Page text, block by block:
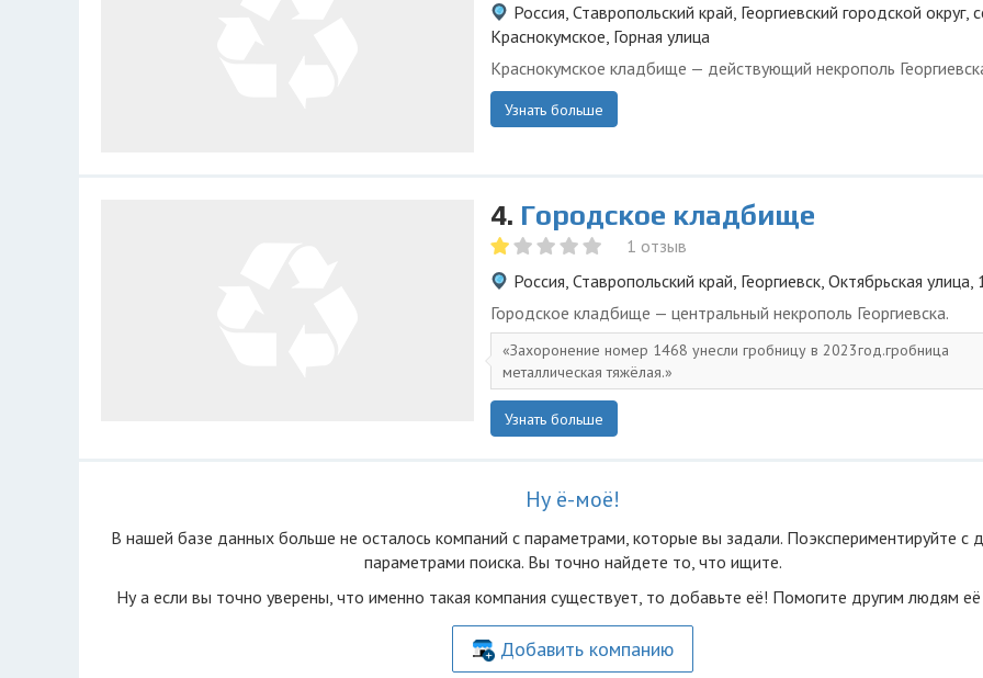
Россия, Ставропольский край, Георгиевский городской округ,
Краснокумское, Горная улица
Краснокумское кладбище — действующий некрополь
Узнать больше
4. Городское кладбище
1 отзыв
Россия, Ставропольский край, Георгиевск, Октябрьская улица,
Городское кладбище — центральный некрополь Георгиевска.
Захоронение номер 1468 унесли гробницу в 2023год.гробница
металлическая тяжёлая.
Узнать больше
Ну ё-моё!
В нашей базе данных больше не осталоcь компаний с параметрами, которые вы задали. Поэкспериментируйте с
параметрами поиска. Вы точно найдете то, что ищите.
Ну а если вы точно уверены, что именно такая компания существует, то добавьте её! Помогите другим людям
Добавить компанию